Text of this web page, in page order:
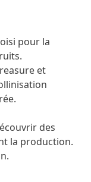
pour la
et
des
la production.